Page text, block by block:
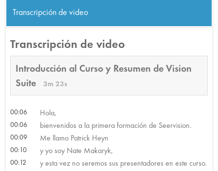
Transcripción de video
Transcripción de video
Introducción al Curso y Resumen de Vision
Suite
3m 23s
00:06 Hola,
00:06 bienvenidos a la primera formación de Seervision.
00:09 Me llamo Patrick Heyn
00:10 y yo soy Nate Makaryk,
00:12 y esta vez no seremos sus presentadores en este curso.